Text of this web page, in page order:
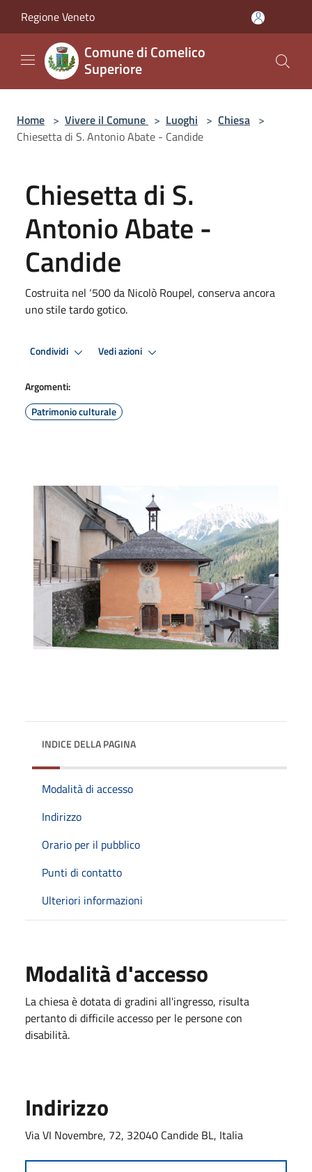
Regione Veneto
Comune di Comelico
Superiore
Home > Vivere il Comune > Luoghi > Chiesa >
Chiesetta di S. Antonio Abate - Candide
Chiesetta di S.
Antonio Abate -
Candide
Costruita nel ‘500 da Nicolò Roupel, conserva ancora
uno stile tardo gotico.
Condividi Vedi azioni
Argomenti:
Patrimonio culturale
INDICE DELLA PAGINA
Modalità di accesso
Indirizzo
Orario per il pubblico
Punti di contatto
Ulteriori informazioni
Modalità d'accesso
La chiesa è dotata di gradini all'ingresso, risulta
pertanto di difficile accesso per le persone con
disabilità.
Indirizzo
Via VI Novembre, 72, 32040 Candide BL, Italia